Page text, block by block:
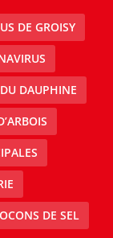
DE GROISY
DAUPHINE
DE SEL